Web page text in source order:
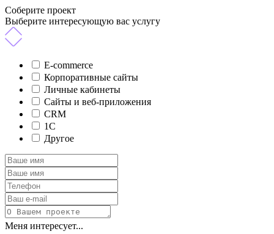
Соберите проект
Выберите интересующую вас услугу
E-commerce
Корпоративные сайты
Личные кабинеты
Сайты и веб-приложения
CRM
1C
Другое
Меня интересует...